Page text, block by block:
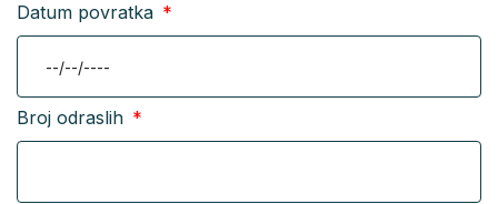
Datum povratka
Broj odraslih